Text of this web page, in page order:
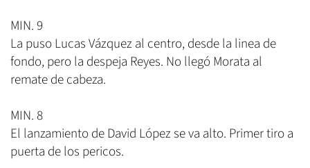
MIN. 9
La puso Lucas Vázquez al centro, desde la linea de
fondo, pero la despeja Reyes. No llegó Morata al
remate de cabeza.
MIN. 8
El lanzamiento de David López se va alto. Primer tiro a
puerta de los pericos.